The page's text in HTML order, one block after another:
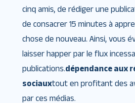
cinq amis, de rédiger une
de consacrer 15 minutes à
chose de nouveau. Ainsi, vous
laisser happer par le flux
publications.dépendance aux
sociauxtout en profitant des
par ces médias.